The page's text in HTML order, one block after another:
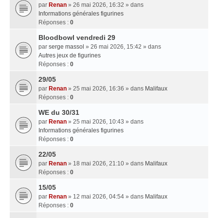
par Renan » 26 mai 2026, 16:32 » dans
Informations générales figurines
Réponses : 0
Bloodbowl vendredi 29
par serge massol » 26 mai 2026, 15:42 » dans
Autres jeux de figurines
Réponses : 0
29/05
par Renan » 25 mai 2026, 16:36 » dans Malifaux
Réponses : 0
WE du 30/31
par Renan » 25 mai 2026, 10:43 » dans
Informations générales figurines
Réponses : 0
22/05
par Renan » 18 mai 2026, 21:10 » dans Malifaux
Réponses : 0
15/05
par Renan » 12 mai 2026, 04:54 » dans Malifaux
Réponses : 0